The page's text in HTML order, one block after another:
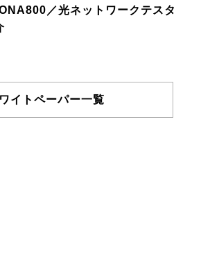
／光ネットワークテスタ
イトペーパー一覧